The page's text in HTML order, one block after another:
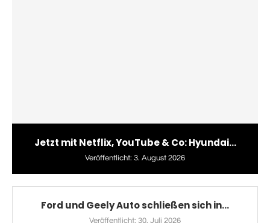
Jetzt mit Netflix, YouTube & Co: Hyundai...
Veröffentlicht: 3. August 2026
Ford und Geely Auto schließen sich in...
Veröffentlicht: 30. Juli 2026